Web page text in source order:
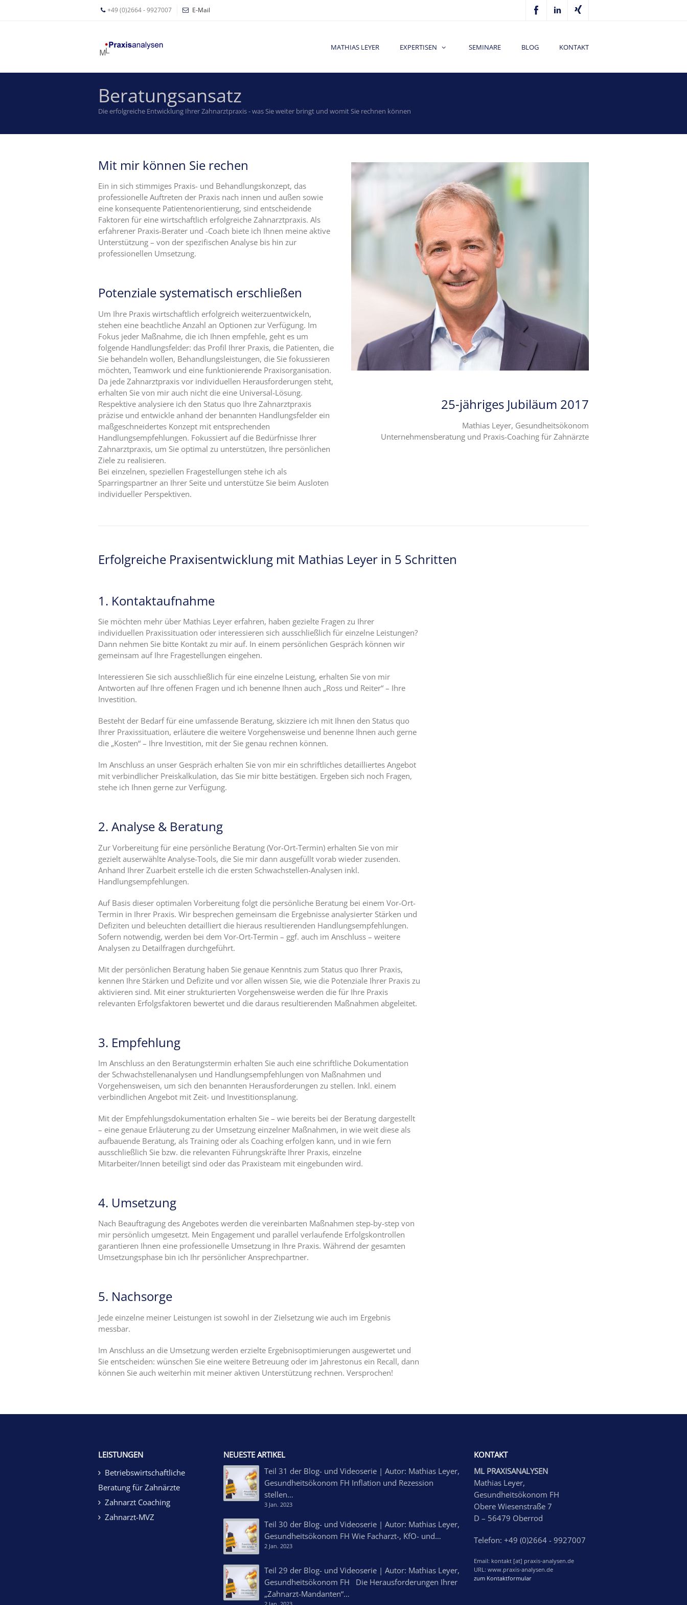
+49 (0)2664 - 9927007 E-Mail
MATHIAS LEYER EXPERTISEN SEMINARE BLOG KONTAKT
Beratungsansatz
Die erfolgreiche Entwicklung Ihrer Zahnarztpraxis - was Sie weiter bringt und womit Sie rechnen können
Mit mir können Sie rechen
Ein in sich stimmiges Praxis- und Behandlungskonzept, das
professionelle Auftreten der Praxis nach innen und außen sowie
eine konsequente Patientenorientierung, sind entscheidende
Faktoren für eine wirtschaftlich erfolgreiche Zahnarztpraxis. Als
erfahrener Praxis-Berater und -Coach biete ich Ihnen meine aktive
Unterstützung – von der spezifischen Analyse bis hin zur
professionellen Umsetzung.
Potenziale systematisch erschließen
Um Ihre Praxis wirtschaftlich erfolgreich weiterzuentwickeln,
stehen eine beachtliche Anzahl an Optionen zur Verfügung. Im
Fokus jeder Maßnahme, die ich Ihnen empfehle, geht es um
folgende Handlungsfelder: das Profil Ihrer Praxis, die Patienten, die
Sie behandeln wollen, Behandlungsleistungen, die Sie fokussieren
möchten, Teamwork und eine funktionierende Praxisorganisation.
Da jede Zahnarztpraxis vor individuellen Herausforderungen steht,
erhalten Sie von mir auch nicht die eine Universal-Lösung.
Respektive analysiere ich den Status quo Ihre Zahnarztpraxis
präzise und entwickle anhand der benannten Handlungsfelder ein
maßgeschneidertes Konzept mit entsprechenden
Handlungsempfehlungen. Fokussiert auf die Bedürfnisse Ihrer
Zahnarztpraxis, um Sie optimal zu unterstützen, Ihre persönlichen
Ziele zu realisieren.
Bei einzelnen, speziellen Fragestellungen stehe ich als
Sparringspartner an Ihrer Seite und unterstütze Sie beim Ausloten
individueller Perspektiven.
25-jähriges Jubiläum 2017
Mathias Leyer, Gesundheitsökonom
Unternehmensberatung und Praxis-Coaching für Zahnärzte
Erfolgreiche Praxisentwicklung mit Mathias Leyer in 5 Schritten
1. Kontaktaufnahme
Sie möchten mehr über Mathias Leyer erfahren, haben gezielte Fragen zu Ihrer
individuellen Praxissituation oder interessieren sich ausschließlich für einzelne Leistungen?
Dann nehmen Sie bitte Kontakt zu mir auf. In einem persönlichen Gespräch können wir
gemeinsam auf Ihre Fragestellungen eingehen.
Interessieren Sie sich ausschließlich für eine einzelne Leistung, erhalten Sie von mir
Antworten auf Ihre offenen Fragen und ich benenne Ihnen auch „Ross und Reiter“ – Ihre
Investition.
Besteht der Bedarf für eine umfassende Beratung, skizziere ich mit Ihnen den Status quo
Ihrer Praxissituation, erläutere die weitere Vorgehensweise und benenne Ihnen auch gerne
die „Kosten“ – Ihre Investition, mit der Sie genau rechnen können.
Im Anschluss an unser Gespräch erhalten Sie von mir ein schriftliches detailliertes Angebot
mit verbindlicher Preiskalkulation, das Sie mir bitte bestätigen. Ergeben sich noch Fragen,
stehe ich Ihnen gerne zur Verfügung.
2. Analyse & Beratung
Zur Vorbereitung für eine persönliche Beratung (Vor-Ort-Termin) erhalten Sie von mir
gezielt auserwählte Analyse-Tools, die Sie mir dann ausgefüllt vorab wieder zusenden.
Anhand Ihrer Zuarbeit erstelle ich die ersten Schwachstellen-Analysen inkl.
Handlungsempfehlungen.
Auf Basis dieser optimalen Vorbereitung folgt die persönliche Beratung bei einem Vor-Ort-
Termin in Ihrer Praxis. Wir besprechen gemeinsam die Ergebnisse analysierter Stärken und
Defiziten und beleuchten detailliert die hieraus resultierenden Handlungsempfehlungen.
Sofern notwendig, werden bei dem Vor-Ort-Termin – ggf. auch im Anschluss – weitere
Analysen zu Detailfragen durchgeführt.
Mit der persönlichen Beratung haben Sie genaue Kenntnis zum Status quo Ihrer Praxis,
kennen Ihre Stärken und Defizite und vor allen wissen Sie, wie die Potenziale Ihrer Praxis zu
aktivieren sind. Mit einer strukturierten Vorgehensweise werden die für Ihre Praxis
relevanten Erfolgsfaktoren bewertet und die daraus resultierenden Maßnahmen abgeleitet.
3. Empfehlung
Im Anschluss an den Beratungstermin erhalten Sie auch eine schriftliche Dokumentation
der Schwachstellenanalysen und Handlungsempfehlungen von Maßnahmen und
Vorgehensweisen, um sich den benannten Herausforderungen zu stellen. Inkl. einem
verbindlichen Angebot mit Zeit- und Investitionsplanung.
Mit der Empfehlungsdokumentation erhalten Sie – wie bereits bei der Beratung dargestellt
– eine genaue Erläuterung zu der Umsetzung einzelner Maßnahmen, in wie weit diese als
aufbauende Beratung, als Training oder als Coaching erfolgen kann, und in wie fern
ausschließlich Sie bzw. die relevanten Führungskräfte Ihrer Praxis, einzelne
Mitarbeiter/Innen beteiligt sind oder das Praxisteam mit eingebunden wird.
4. Umsetzung
Nach Beauftragung des Angebotes werden die vereinbarten Maßnahmen step-by-step von
mir persönlich umgesetzt. Mein Engagement und parallel verlaufende Erfolgskontrollen
garantieren Ihnen eine professionelle Umsetzung in Ihre Praxis. Während der gesamten
Umsetzungsphase bin ich Ihr persönlicher Ansprechpartner.
5. Nachsorge
Jede einzelne meiner Leistungen ist sowohl in der Zielsetzung wie auch im Ergebnis
messbar.
Im Anschluss an die Umsetzung werden erzielte Ergebnisoptimierungen ausgewertet und
Sie entscheiden: wünschen Sie eine weitere Betreuung oder im Jahrestonus ein Recall, dann
können Sie auch weiterhin mit meiner aktiven Unterstützung rechnen. Versprochen!
LEISTUNGEN
Betriebswirtschaftliche
Beratung für Zahnärzte
Zahnarzt Coaching
Zahnarzt-MVZ
NEUESTE ARTIKEL
Teil 31 der Blog- und Videoserie | Autor: Mathias Leyer,
Gesundheitsökonom FH Inflation und Rezession
stellen…
3 Jan. 2023
Teil 30 der Blog- und Videoserie | Autor: Mathias Leyer,
Gesundheitsökonom FH Wie Facharzt-, KfO- und…
2 Jan. 2023
Teil 29 der Blog- und Videoserie | Autor: Mathias Leyer,
Gesundheitsökonom FH Die Herausforderungen Ihrer
„Zahnarzt-Mandanten“…
KONTAKT
ML PRAXISANALYSEN
Mathias Leyer,
Gesundheitsökonom FH
Obere Wiesenstraße 7
D – 56479 Oberrod
Telefon: +49 (0)2664 - 9927007
Email: kontakt [at] praxis-analysen.de
URL: www.praxis-analysen.de
zum Kontaktformular
Zahnarzt